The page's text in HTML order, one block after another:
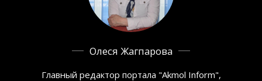
Олеся Жагпарова
Главный редактор портала "Akmol Inform",